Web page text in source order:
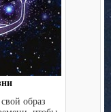
образ